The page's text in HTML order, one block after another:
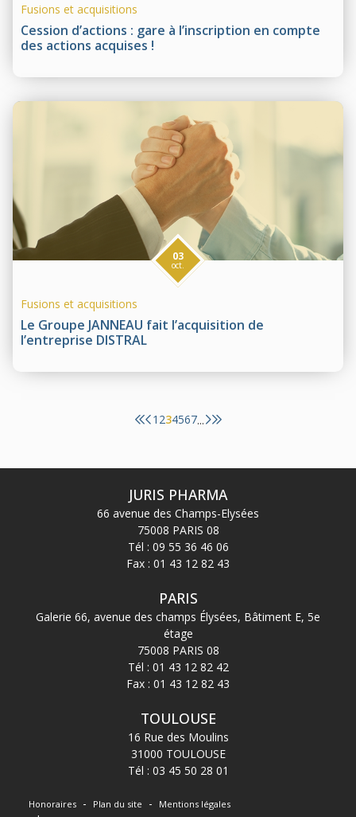
Cession d’actions : gare à l’inscription en compte
des actions acquises !
Fusions et acquisitions
Le Groupe JANNEAU fait l’acquisition de
l’entreprise DISTRAL
03
oct.
Fusions et acquisitions
1 234567...
JURIS PHARMA
66 avenue des Champs-Elysées
75008 PARIS 08
Tél : 09 55 36 46 06
Fax : 01 43 12 82 43
PARIS
Galerie 66, avenue des champs Élysées, Bâtiment E, 5e
étage
75008 PARIS 08
Tél : 01 43 12 82 42
Fax : 01 43 12 82 43
TOULOUSE
16 Rue des Moulins
31000 TOULOUSE
Tél : 03 45 50 28 01
Honoraires Plan du site
Mentions légales